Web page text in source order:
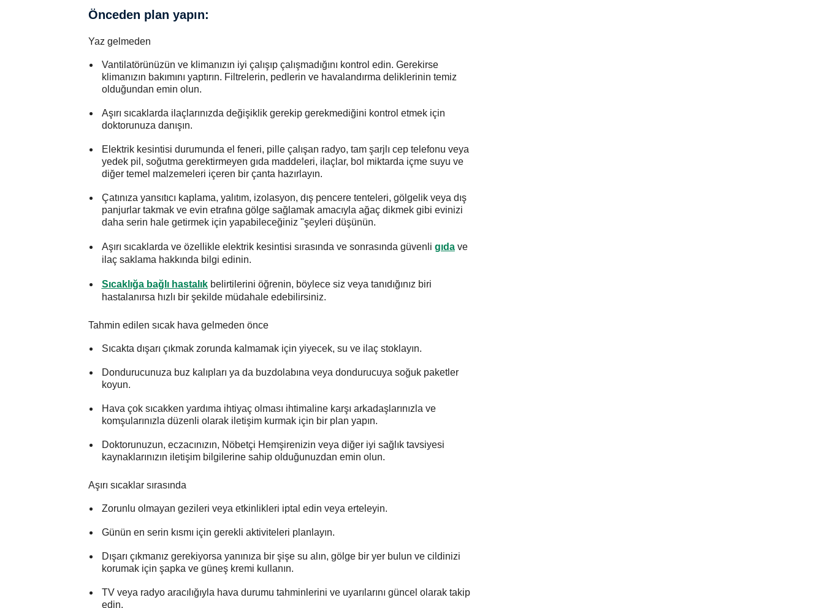
Önceden plan yapın:
Yaz gelmeden
Vantilatörünüzün ve klimanızın iyi çalışıp çalışmadığını kontrol edin. Gerekirse
klimanızın bakımını yaptırın. Filtrelerin, pedlerin ve havalandırma deliklerinin temiz
olduğundan emin olun.
Aşırı sıcaklarda ilaçlarınızda değişiklik gerekip gerekmediğini kontrol etmek için
doktorunuza danışın.
Elektrik kesintisi durumunda el feneri, pille çalışan radyo, tam şarjlı cep telefonu veya
yedek pil, soğutma gerektirmeyen gıda maddeleri, ilaçlar, bol miktarda içme suyu ve
diğer temel malzemeleri içeren bir çanta hazırlayın.
Çatınıza yansıtıcı kaplama, yalıtım, izolasyon, dış pencere tenteleri, gölgelik veya dış
panjurlar takmak ve evin etrafına gölge sağlamak amacıyla ağaç dikmek gibi evinizi
daha serin hale getirmek için yapabileceğiniz "şeyleri düşünün.
Aşırı sıcaklarda ve özellikle elektrik kesintisi sırasında ve sonrasında güvenli gıdave
ilaç saklama hakkında bilgi edinin.
Sıcaklığa bağlı hastalıkbelirtilerini öğrenin, böylece siz veya tanıdığınız biri
hastalanırsa hızlı bir şekilde müdahale edebilirsiniz.
Tahmin edilen sıcak hava gelmeden önce
Sıcakta dışarı çıkmak zorunda kalmamak için yiyecek, su ve ilaç stoklayın.
Dondurucunuza buz kalıpları ya da buzdolabına veya dondurucuya soğuk paketler
koyun.
Hava çok sıcakken yardıma ihtiyaç olması ihtimaline karşı arkadaşlarınızla ve
komşularınızla düzenli olarak iletişim kurmak için bir plan yapın.
Doktorunuzun, eczacınızın, Nöbetçi Hemşirenizin veya diğer iyi sağlık tavsiyesi
kaynaklarınızın iletişim bilgilerine sahip olduğunuzdan emin olun.
Aşırı sıcaklar sırasında
Zorunlu olmayan gezileri veya etkinlikleri iptal edin veya erteleyin.
Günün en serin kısmı için gerekli aktiviteleri planlayın.
Dışarı çıkmanız gerekiyorsa yanınıza bir şişe su alın, gölge bir yer bulun ve cildinizi
korumak için şapka ve güneş kremi kullanın.
TV veya radyo aracılığıyla hava durumu tahminlerini ve uyarılarını güncel olarak takip
edin.